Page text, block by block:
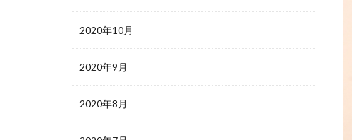
2020年10月
2020年9月
2020年8月